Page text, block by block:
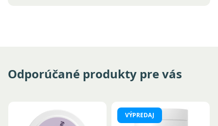
Odporúčané produkty pre vás
VÝPREDAJ